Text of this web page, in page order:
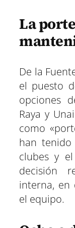
La
De la
el puesto
opciones
Raya y
como
han tenido
clubes y
decisión
interna, en
el equipo.